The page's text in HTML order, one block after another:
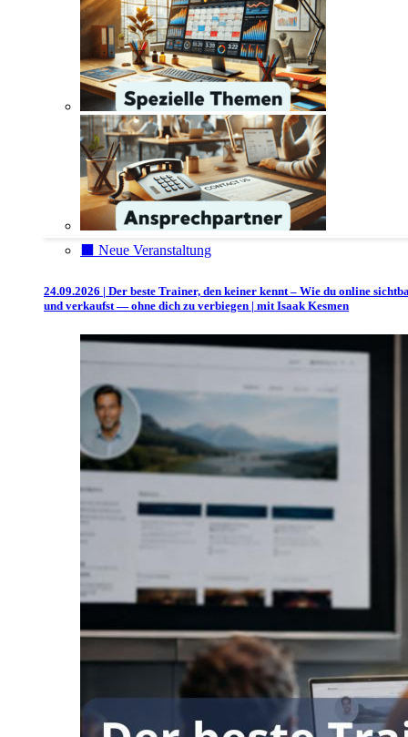
⬛️ Neue Veranstaltung
24.09.2026 | Der beste Trainer, den keiner kennt – Wie du online
und verkaufst — ohne dich zu verbiegen | mit Isaak Kesmen